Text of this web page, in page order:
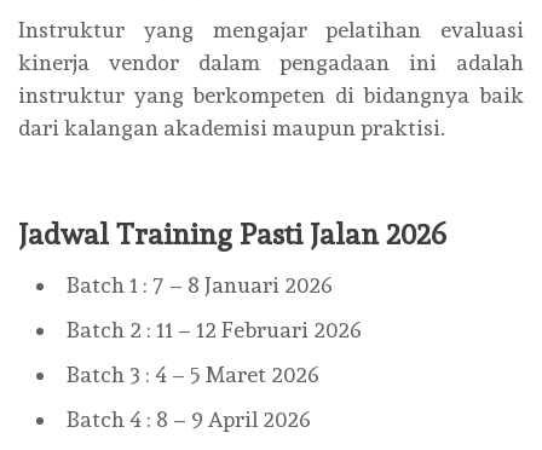
Instruktur yang mengajar pelatihan evaluasi
kinerja vendor dalam pengadaan ini adalah
instruktur yang berkompeten di bidangnya baik
dari kalangan akademisi maupun praktisi.
Jadwal Training Pasti Jalan 2026
Batch 1 : 7 – 8 Januari 2026
Batch 2 : 11 – 12 Februari 2026
Batch 3 : 4 – 5 Maret 2026
Batch 4 : 8 – 9 April 2026